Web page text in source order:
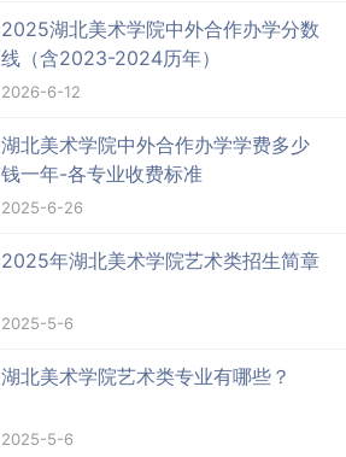
2025湖北美术学院中外合作办学分数
线（含2023-2024历年）
2026-6-12
湖北美术学院中外合作办学学费多少
钱一年-各专业收费标准
2025-6-26
2025年湖北美术学院艺术类招生简章
2025-5-6
湖北美术学院艺术类专业有哪些？
2025-5-6